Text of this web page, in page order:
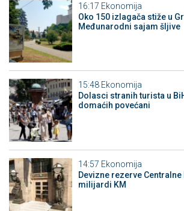
16:17 Ekonomija
Oko 150 izlagača stiže u
Međunarodni sajam šljive
15:48 Ekonomija
Dolasci stranih turista u
domaćih povećani
14:57 Ekonomija
Devizne rezerve
milijardi KM